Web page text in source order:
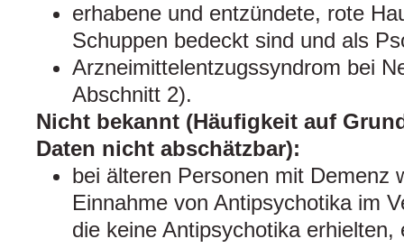
erhabene und entzündete, rote
Schuppen bedeckt sind und als
Arzneimittelentzugssyndrom bei
Abschnitt 2).
Nicht bekannt (Häufigkeit auf
Daten nicht abschätzbar):
bei älteren Personen mit Demenz
Einnahme von Antipsychotika im
die keine Antipsychotika